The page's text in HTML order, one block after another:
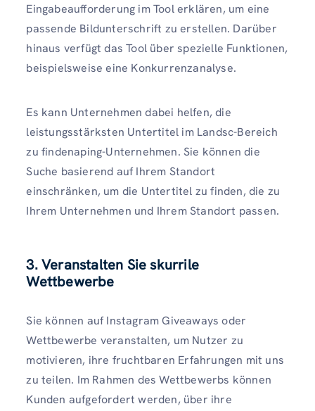
Eingabeaufforderung im Tool erklären, um eine
passende Bildunterschrift zu erstellen. Darüber
hinaus verfügt das Tool über spezielle Funktionen,
beispielsweise eine Konkurrenzanalyse.
Es kann Unternehmen dabei helfen, die
leistungsstärksten Untertitel im Landsc-Bereich
zu findenaping-Unternehmen. Sie können die
Suche basierend auf Ihrem Standort
einschränken, um die Untertitel zu finden, die zu
Ihrem Unternehmen und Ihrem Standort passen.
3.Veranstalten Sie skurrile
Wettbewerbe
Sie können auf Instagram Giveaways oder
Wettbewerbe veranstalten, um Nutzer zu
motivieren, ihre fruchtbaren Erfahrungen mit uns
zu teilen. Im Rahmen des Wettbewerbs können
Kunden aufgefordert werden, über ihre